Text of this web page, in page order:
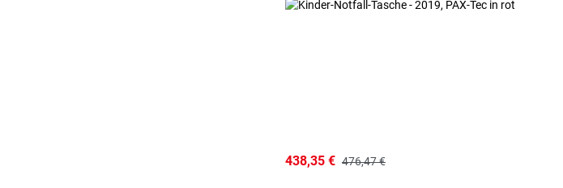
438,35 € 476,47 €